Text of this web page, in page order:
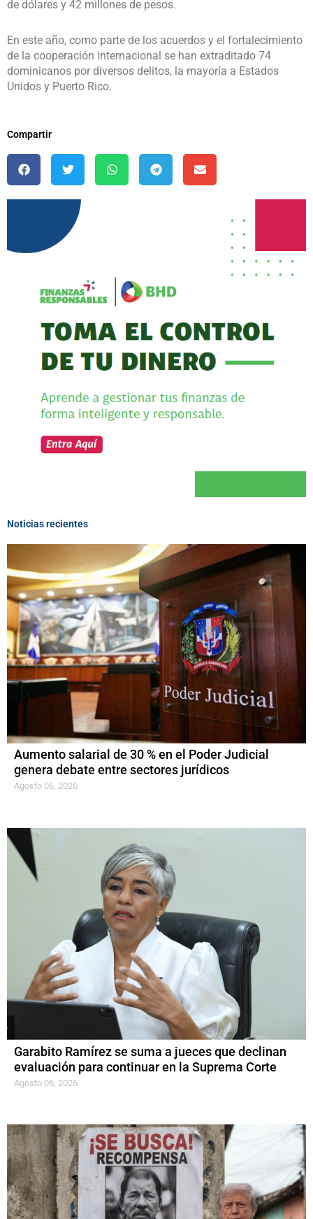
de dólares y 42 millones de pesos.
En este año, como parte de los acuerdos y el fortalecimiento
de la cooperación internacional se han extraditado 74
dominicanos por diversos delitos, la mayoría a Estados
Unidos y Puerto Rico.
Compartir
Noticias recientes
Aumento salarial de 30 % en el Poder Judicial
genera debate entre sectores jurídicos
Agosto 06, 2026
Garabito Ramírez se suma a jueces que declinan
evaluación para continuar en la Suprema Corte
Agosto 06, 2026